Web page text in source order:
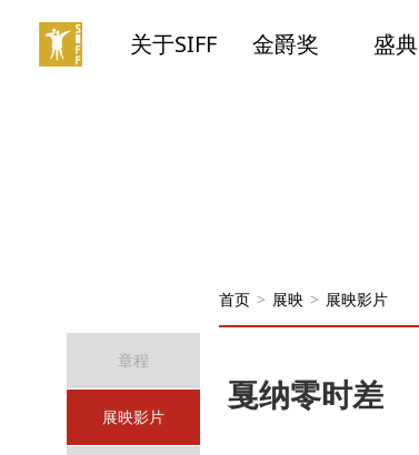
关于SIFF 金爵奖 盛典
章程
展映影片
首页 > 展映 > 展映影片
戛纳零时差